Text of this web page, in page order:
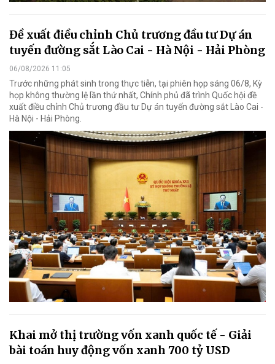
Đề xuất điều chỉnh Chủ trương đầu tư Dự án
tuyến đường sắt Lào Cai - Hà Nội - Hải Phòng
06/08/2026 11:05
Trước những phát sinh trong thực tiễn, tại phiên họp sáng 06/8, Kỳ
họp không thường lệ lần thứ nhất, Chính phủ đã trình Quốc hội đề
xuất điều chỉnh Chủ trương đầu tư Dự án tuyến đường sắt Lào Cai -
Hà Nội - Hải Phòng.
Khai mở thị trường vốn xanh quốc tế - Giải
bài toán huy động vốn xanh 700 tỷ USD